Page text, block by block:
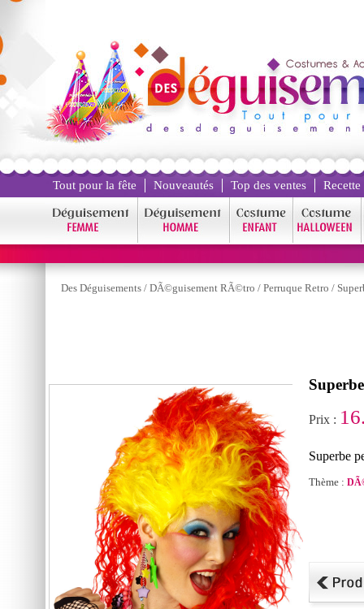
Tout pour la fête Nouveautés Top des ventes
Des Déguisements / DÃ©guisement RÃ©tro / Perruque Retro /
Prix :
Superbe
Thème :